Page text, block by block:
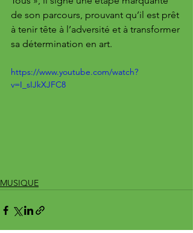
de son parcours, prouvant qu’il est prêt
à tenir tête à l’adversité et à transformer
sa détermination en art.
https://www.youtube.com/watch?
v=I_sIJkXJFC8
MUSIQUE